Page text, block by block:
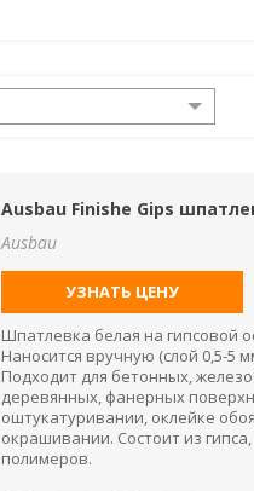
Ausbau Finishe Gips
Ausbau
УЗНАТЬ ЦЕНУ
Шпатлевка белая на гипсовой
Наносится вручную (слой 0,5-5
Подходит для бетонных,
деревянных, фанерных
оштукатуривании, оклейке
окрашивании. Состоит из
полимеров.